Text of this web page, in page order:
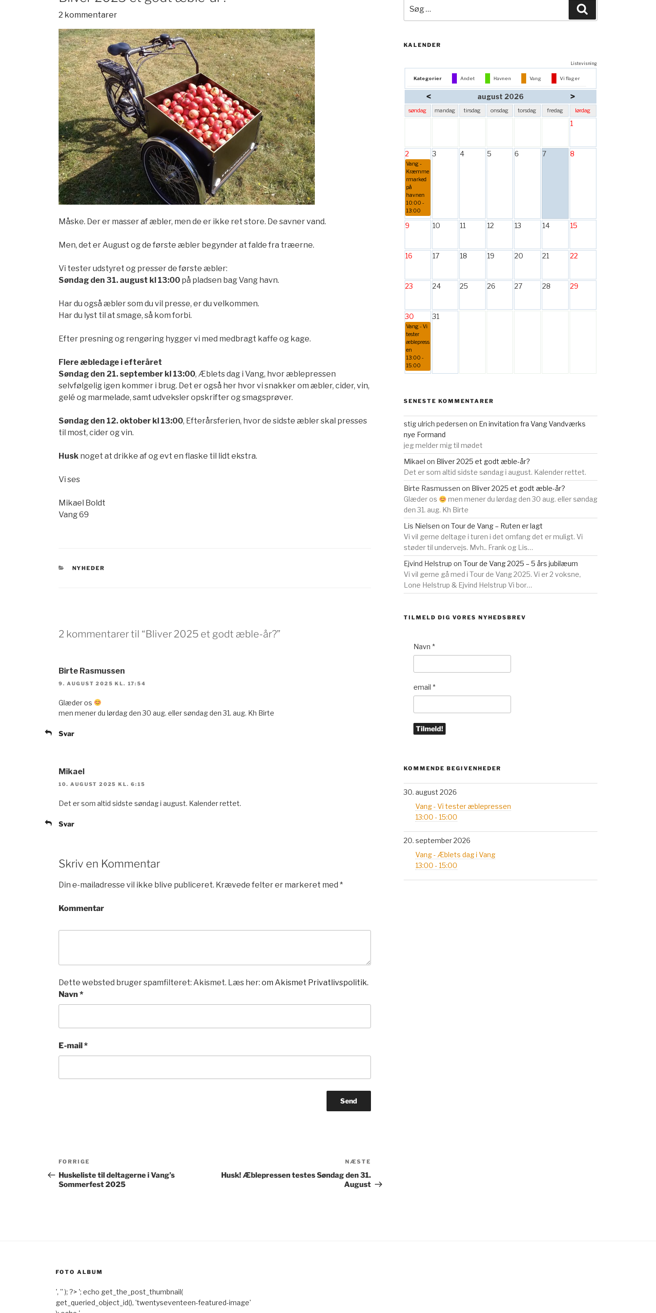
2 kommentarer
Måske. Der er masser af æbler, men de er ikke ret store. De savner vand.
Men, det er August og de første æbler begynder at falde fra træerne.
Vi tester udstyret og presser de første æbler:
Søndag den 31. august kl 13:00 på pladsen bag Vang havn.
Har du også æbler som du vil presse, er du velkommen.
Har du lyst til at smage, så kom forbi.
Efter presning og rengøring hygger vi med medbragt kaffe og kage.
Flere æbledage i efteråret
Søndag den 21. september kl 13:00, Æblets dag i Vang, hvor æblepressen
selvfølgelig igen kommer i brug. Det er også her hvor vi snakker om æbler, cider, vin,
gelé og marmelade, samt udveksler opskrifter og smagsprøver.
Søndag den 12. oktober kl 13:00, Efterårsferien, hvor de sidste æbler skal presses
til most, cider og vin.
Husk noget at drikke af og evt en flaske til lidt ekstra.
Vi ses
Mikael Boldt
Vang 69
KATEGORIER
NYHEDER
2 kommentarer til “Bliver 2025 et godt æble-år?”
Birte Rasmussen
9. AUGUST 2025 KL. 17:54
Glæder os
men mener du lørdag den 30 aug. eller søndag den 31. aug. Kh Birte
Svar
Mikael
10. AUGUST 2025 KL. 6:15
Det er som altid sidste søndag i august. Kalender rettet.
Svar
Skriv en Kommentar
Din e-mailadresse vil ikke blive publiceret. Krævede felter er markeret med *
Kommentar
Dette websted bruger spamfilteret: Akismet. Læs her: om Akismet Privatlivspolitik.
Navn *
E-mail*
Indlægsnavigation
Forrige
indlæg
FORRIGE
Huskeliste til deltagerne i Vang’s
Sommerfest 2025
NÆSTE
Husk! Æblepressen testes Søndag den 31.
August
efter:
KALENDER
Listevisning
Kategorier Andet Havnen Vang Vi flager
< august 2026 >
søndag mandag tirsdag onsdag torsdag fredag lørdag
1
2
Vang -
Kræmme
rmarked
på
havnen
10:00 -
13:00
3 4 5 6 7 8
9 10 11 12 13 14 15
16 17 18 19 20 21 22
23 24 25 26 27 28 29
30
Vang - Vi
tester
æblepress
en
13:00 -
15:00
31
SENESTE KOMMENTARER
stig ulrich pedersen on En invitation fra Vang Vandværks
nye Formand
jeg melder mig til mødet
Mikael on Bliver 2025 et godt æble-år?
Det er som altid sidste søndag i august. Kalender rettet.
Birte Rasmussen on Bliver 2025 et godt æble-år?
Glæder os
men mener du lørdag den 30 aug. eller søndag
den 31. aug. Kh Birte
Lis Nielsen on Tour de Vang – Ruten er lagt
Vi vil gerne deltage i turen i det omfang det er muligt. Vi
støder til undervejs. Mvh.. Frank og Lis…
Ejvind Helstrup on Tour de Vang 2025 – 5 års jubilæum
Vi vil gerne gå med i Tour de Vang 2025. Vi er 2 voksne,
Lone Helstrup & Ejvind Helstrup Vi bor…
TILMELD DIG VORES NYHEDSBREV
Navn *
email *
KOMMENDE BEGIVENHEDER
30. august 2026
Vang - Vi tester æblepressen
13:00 - 15:00
20. september 2026
Vang - Æblets dag i Vang
13:00 - 15:00
FOTO ALBUM
', '' ); ?> '; echo get_the_post_thumbnail(
get_queried_object_id(), 'twentyseventeen-featured-image'